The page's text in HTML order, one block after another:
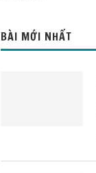
BÀI MỚI NHẤT